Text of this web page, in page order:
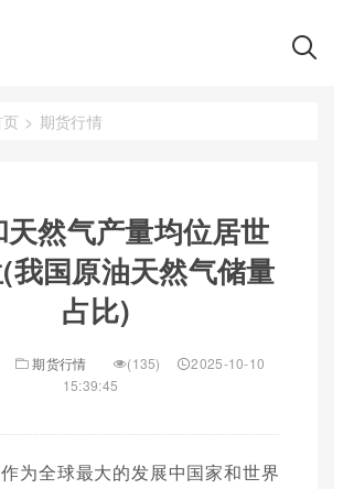
> 期货行情
天然气产量均位居世
我国原油天然气储量
占比)
期货行情 (135)
2025-10-10
15:39:45
为全球最大的发展中国家和世界